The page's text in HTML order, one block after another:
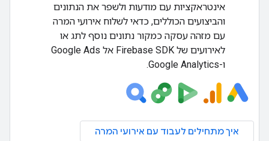
אינטראקציות עם מודעות ולשפר את הנתונים
והביצועים הכוללים, כדאי לשלוח אירועי המרה
עם מזהה עסקה כמקור נתונים נוסף לתג או
לאירועים של Firebase SDK אל Google Ads
ו-Google Analytics.
איך מתחילים לעבוד עם אירועי המרה